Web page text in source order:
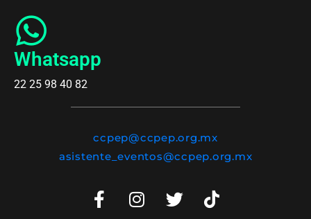
Whatsapp
22 25 98 40 82
ccpep@ccpep.org.mx
asistente_eventos@ccpep.org.mx